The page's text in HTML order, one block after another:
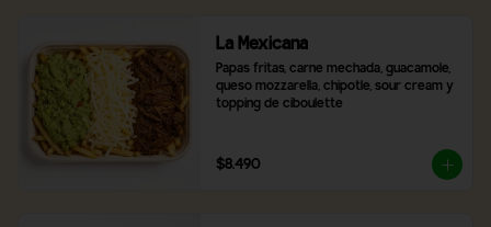
La Mexicana
Papas fritas, carne mechada, guacamole,
queso mozzarella, chipotle, sour cream y
topping de ciboulette
$8.490